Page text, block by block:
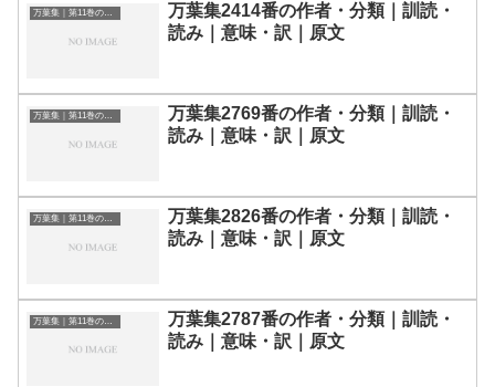
万葉集｜第11巻の和歌一覧
万葉集2414番の作者・分類｜訓読・
読み｜意味・訳｜原文
万葉集｜第11巻の和歌一覧
万葉集2769番の作者・分類｜訓読・
読み｜意味・訳｜原文
万葉集｜第11巻の和歌一覧
万葉集2826番の作者・分類｜訓読・
読み｜意味・訳｜原文
万葉集｜第11巻の和歌一覧
万葉集2787番の作者・分類｜訓読・
読み｜意味・訳｜原文